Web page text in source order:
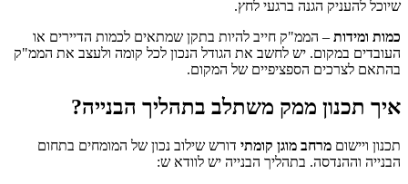
שיוכל להעניק הגנה ברגעי לחץ.
כמות ומידות – הממ"ק חייב להיות בתקן שמתאים לכמות הדיירים או
העובדים במקום. יש לחשב את הגודל הנכון לכל קומה ולעצב את הממ"ק
בהתאם לצרכים הספציפיים של המקום.
איך תכנון ממק משתלב בתהליך הבנייה?
תכנון ויישום מרחב מוגן קומתי דורש שילוב נכון של המומחים בתחום
הבנייה וההנדסה. בתהליך הבנייה יש לוודא ש: